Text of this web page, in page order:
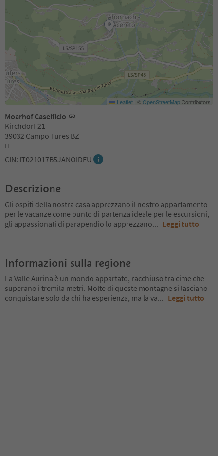
Moarhof Caseificio
Kirchdorf 21
39032 Campo Tures BZ
IT
CIN: IT021017B5JANOIDEU
Leaflet | ©OpenStreetMapContributors
Descrizione
Gli ospiti della nostra casa apprezzano il nostro appartamento
per le vacanze come punto di partenza ideale per le escursioni,
gli appassionati di parapendio lo apprezzano... Leggi tutto
Informazioni sulla regione
La Valle Aurina è un mondo appartato, racchiuso tra cime che
superano i tremila metri. Molte di queste montagne si lasciano
conquistare solo da chi ha esperienza, ma la va... Leggi tutto